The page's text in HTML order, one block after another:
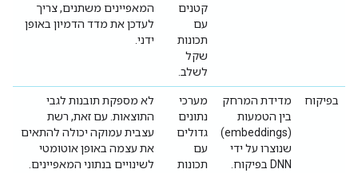
קטנים
עם
תכונות
שקל
לשלב.
המאפיינים משתנים, צריך
לעדכן את מדד הדמיון באופן
ידני.
בפיקוח
מדידת המרחק
בין הטמעות
(embeddings)
שנוצרו על ידי
DNN בפיקוח.
מערכי
נתונים
גדולים
עם
תכונות
לא מספקת תובנות לגבי
התוצאות. עם זאת, רשת
עצבית עמוקה יכולה להתאים
את עצמה באופן אוטומטי
לשינויים בנתוני המאפיינים.